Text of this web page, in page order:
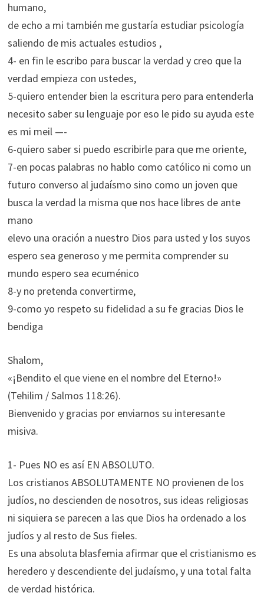
humano,
de echo a mi también me gustaría estudiar psicología
saliendo de mis actuales estudios ,
4- en fin le escribo para buscar la verdad y creo que la
verdad empieza con ustedes,
5-quiero entender bien la escritura pero para entenderla
necesito saber su lenguaje por eso le pido su ayuda este
es mi meil —-
6-quiero saber si puedo escribirle para que me oriente,
7-en pocas palabras no hablo como católico ni como un
futuro converso al judaísmo sino como un joven que
busca la verdad la misma que nos hace libres de ante
mano
elevo una oración a nuestro Dios para usted y los suyos
espero sea generoso y me permita comprender su
mundo espero sea ecuménico
8-y no pretenda convertirme,
9-como yo respeto su fidelidad a su fe gracias Dios le
bendiga
Shalom,
«¡Bendito el que viene en el nombre del Eterno!»
(Tehilim / Salmos 118:26).
Bienvenido y gracias por enviarnos su interesante
misiva.
1- Pues NO es así EN ABSOLUTO.
Los cristianos ABSOLUTAMENTE NO provienen de los
judíos, no descienden de nosotros, sus ideas religiosas
ni siquiera se parecen a las que Dios ha ordenado a los
judíos y al resto de Sus fieles.
Es una absoluta blasfemia afirmar que el cristianismo es
heredero y descendiente del judaísmo, y una total falta
de verdad histórica.